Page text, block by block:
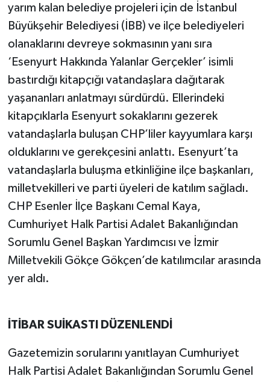
yarım kalan belediye projeleri için de İstanbul
Büyükşehir Belediyesi (İBB) ve ilçe belediyeleri
olanaklarını devreye sokmasının yanı sıra
‘Esenyurt Hakkında Yalanlar Gerçekler’ isimli
bastırdığı kitapçığı vatandaşlara dağıtarak
yaşananları anlatmayı sürdürdü. Ellerindeki
kitapçıklarla Esenyurt sokaklarını gezerek
vatandaşlarla buluşan CHP’liler kayyumlara karşı
olduklarını ve gerekçesini anlattı. Esenyurt’ta
vatandaşlarla buluşma etkinliğine ilçe başkanları,
milletvekilleri ve parti üyeleri de katılım sağladı.
CHP Esenler İlçe Başkanı Cemal Kaya,
Cumhuriyet Halk Partisi Adalet Bakanlığından
Sorumlu Genel Başkan Yardımcısı ve İzmir
Milletvekili Gökçe Gökçen’de katılımcılar arasında
yer aldı.
İTİBAR SUİKASTI DÜZENLENDİ
Gazetemizin sorularını yanıtlayan Cumhuriyet
Halk Partisi Adalet Bakanlığından Sorumlu Genel